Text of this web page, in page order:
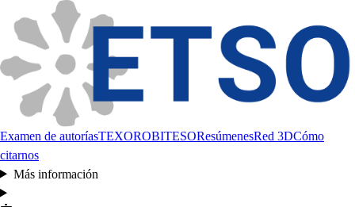
Examen de autoríasTEXOROBITESOResúmenesRed 3DCómo
citarnos
Más información